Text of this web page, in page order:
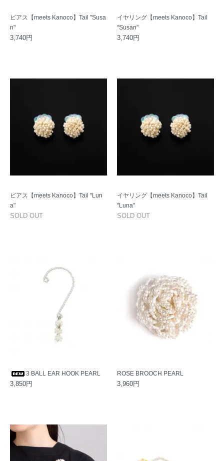
ピアス【meets Kanoco】Tail "Susa
n"
3,740円
イヤリング【meets Kanoco】Tail
"Susan"
3,740円
ピアス【meets Kanoco】Tail "Lun
a"
SOLD OUT
イヤリング【meets Kanoco】Tail
"Luna"
SOLD OUT
3 BALL EAR HOOK PEARL
3,850円
ROSE BROOCH PEARL
3,960円